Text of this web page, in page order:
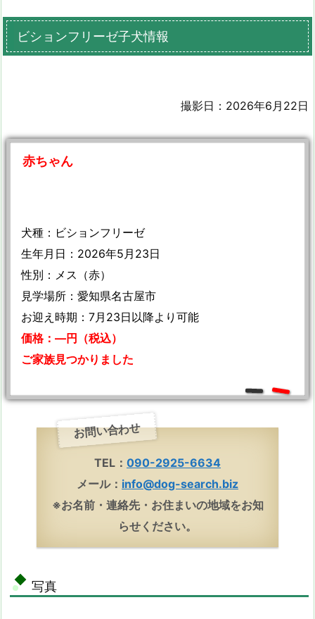
ビションフリーゼ子犬情報
撮影日：2026年6月22日
赤ちゃん
犬種：ビションフリーゼ
生年月日：2026年5月23日
性別：メス（赤）
見学場所：愛知県名古屋市
お迎え時期：7月23日以降より可能
価格：—円（税込）
ご家族見つかりました
お問い合わせ
TEL： 090-2925-6634
メール： info@dog-search.biz
※お名前・連絡先・お住まいの地域をお知
らせください。
写真